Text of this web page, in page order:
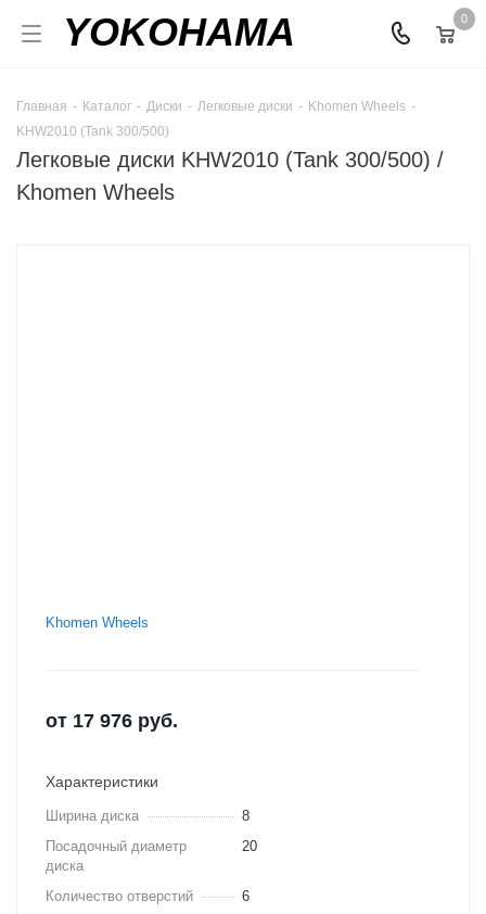
YOKOHAMA 0
Главная - Каталог - Диски - Легковые диски - Khomen Wheels -
KHW2010 (Tank 300/500)
Легковые диски KHW2010 (Tank 300/500) /
Khomen Wheels
Khomen Wheels
от 17 976 руб.
Характеристики
Ширина диска
8
Посадочный диаметр
диска
20
Количество отверстий
6